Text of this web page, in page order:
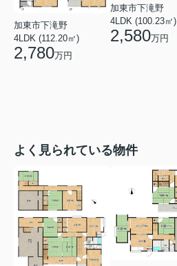
加東市下滝野
4LDK (112.20㎡)
2,780万円
加東市下滝野
4LDK (100.23㎡)
2,580万円
よく見られている物件